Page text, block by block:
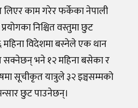
लिएर काम गरेर फर्केका नेपाली
निश्चित वस्तुमा छुट
विदेशमा बस्नेले एक थान
सक्नेछन् भने १२ महिना बसेका र
सूचीकृत यात्रुले ३२ इञ्चसम्मको
छुट पाउनेछन्।